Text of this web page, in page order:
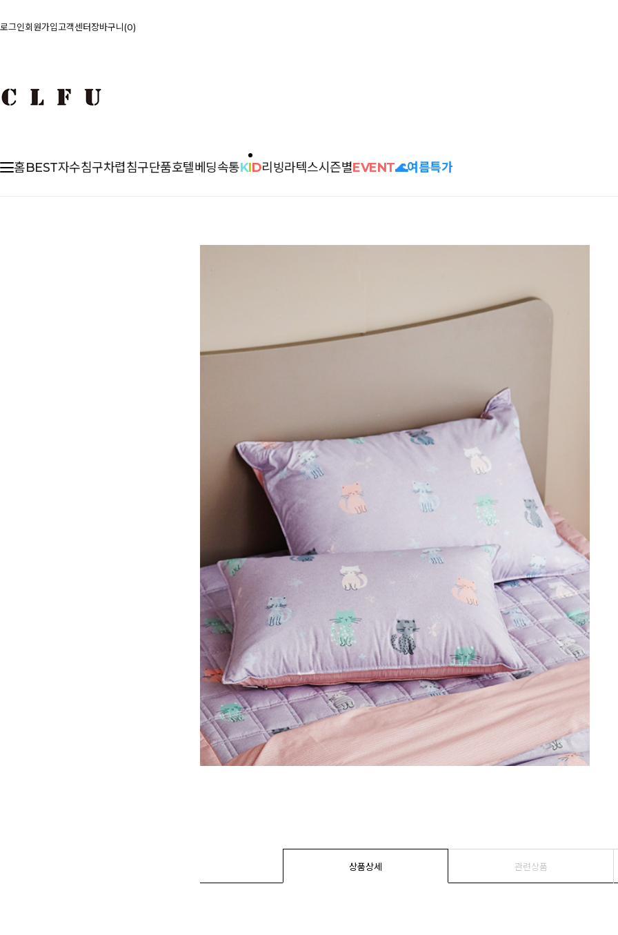
로그인회원가입고객센터장바구니 0
홈BEST자수침구차렵침구단품호텔베딩속통KID리빙라텍스시즌별EVENT🌊여름특가
상품상세 관련상품